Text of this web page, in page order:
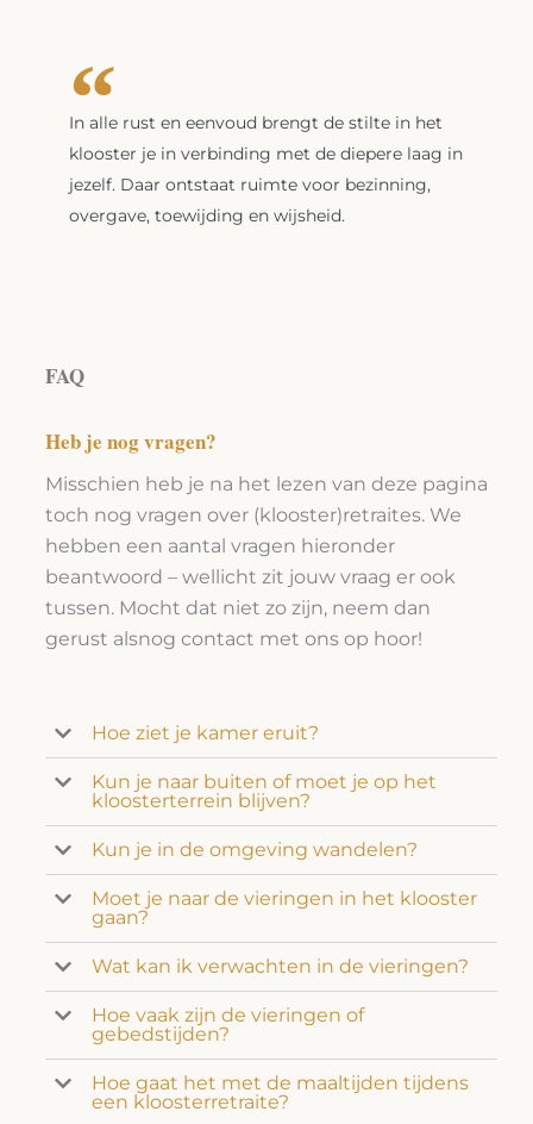
In alle rust en eenvoud brengt de stilte in het
klooster je in verbinding met de diepere laag in
jezelf. Daar ontstaat ruimte voor bezinning,
overgave, toewijding en wijsheid.
FAQ
Heb je nog vragen?
Misschien heb je na het lezen van deze pagina
toch nog vragen over (klooster)retraites. We
hebben een aantal vragen hieronder
beantwoord – wellicht zit jouw vraag er ook
tussen. Mocht dat niet zo zijn, neem dan
gerust alsnog contact met ons op hoor!
Hoe ziet je kamer eruit?
Kun je naar buiten of moet je op het
kloosterterrein blijven?
Kun je in de omgeving wandelen?
Moet je naar de vieringen in het klooster
gaan?
Wat kan ik verwachten in de vieringen?
Hoe vaak zijn de vieringen of
gebedstijden?
Hoe gaat het met de maaltijden tijdens
een kloosterretraite?